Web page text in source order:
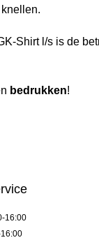
Shirt l/s is de
bedrukken!
16:00